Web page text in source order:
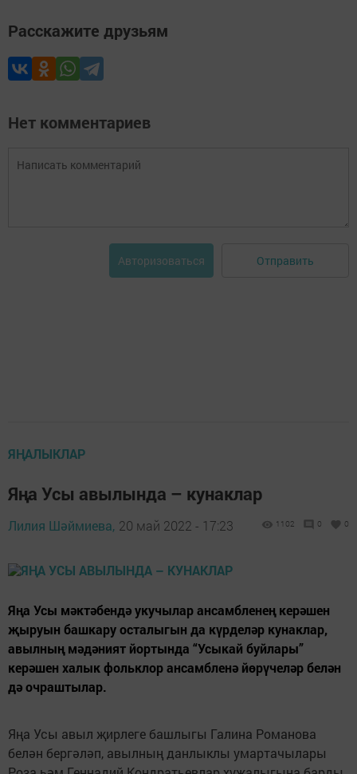
Расскажите друзьям
Нет комментариев
Авторизоваться Отправить
ЯҢАЛЫКЛАР
Яңа Усы авылында – кунаклар
Лилия Шәймиева, 20 май 2022 - 17:23 1102 0 0
Яңа Усы мәктәбендә укучылар ансамбленең керәшен
җыруын башкару осталыгын да күрделәр кунаклар,
авылның мәдәният йортында “Усыкай буйлары”
керәшен халык фольклор ансамбленә йөрүчеләр белән
дә очраштылар.
Яңа Усы авыл җирлеге башлыгы Галина Романова
белән бергәләп, авылның данлыклы умартачылары